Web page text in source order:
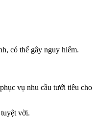
có thể gây nguy hiểm.
vụ nhu cầu tưới tiêu cho
vời.